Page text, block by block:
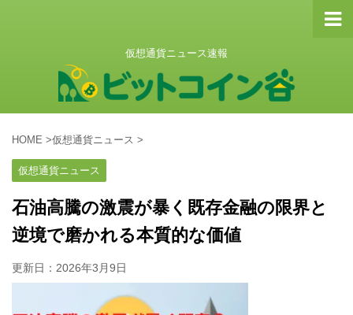
仮想通貨ニュース速報
HOME >仮想通貨ニュース >
仮想通貨ニュース
石油高騰の激震が暴く既存金融の限界と
逆境で磨かれる本質的な価値
更新日： 2026年3月9日